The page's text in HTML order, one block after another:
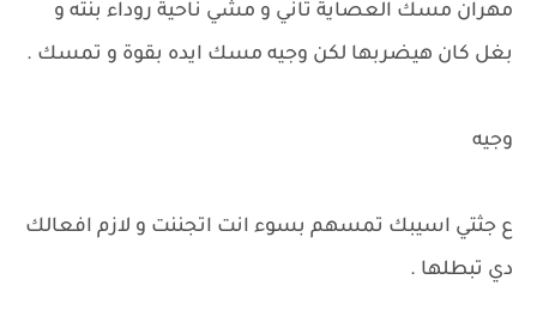
مهران مسك العصاية تاني و مشي ناحية روداء بنته و
بغل كان هيضربها لكن وجيه مسك ايده بقوة و تمسك .
وجيه
ع جثتي اسيبك تمسهم بسوء انت اتجننت و لازم افعالك
دي تبطلها .